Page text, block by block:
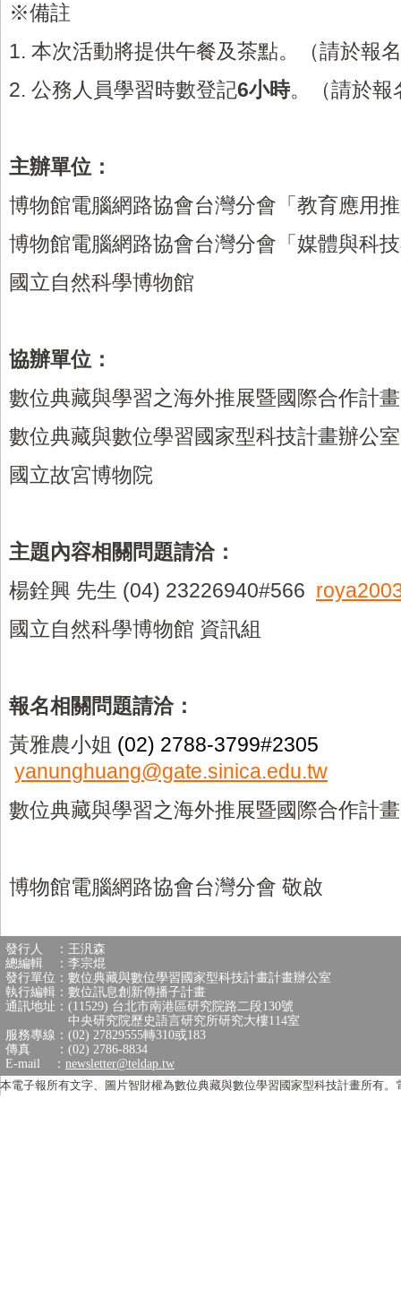
※備註
1. 本次活動將提供午餐及茶點。（請於報
2. 公務人員學習時數登記6小時。（請於報
主辦單位：
博物館電腦網路協會台灣分會「教育應用
博物館電腦網路協會台灣分會「媒體與科
國立自然科學博物館
協辦單位：
數位典藏與學習之海外推展暨國際合作計畫
數位典藏與數位學習國家型科技計畫辦公室
國立故宮博物院
主題內容相關問題請洽：
楊銓興 先生 (04) 23226940#566
國立自然科學博物館 資訊組
報名相關問題請洽：
黃雅農小姐 (02) 2788-3799#2305
yanunghuang@gate.sinica.edu.tw
數位典藏與學習之海外推展暨國際合作計畫
博物館電腦網路協會台灣分會 敬啟
發行人 ：王汎森
總編輯 ：李宗焜
發行單位：數位典藏與數位學習國家型科技計畫計畫辦公室
執行編輯：數位訊息創新傳播子計畫
通訊地址：(11529) 台北市南港區研究院路二段130號
中央研究院歷史語言研究所研究大樓114室
服務專線：(02) 27829555轉310或183
傳真 ：(02) 2786-8834
E-mail ： newsletter@teldap.tw
本電子報所有文字、圖片智財權為數位典藏與數位學習國家型科技計畫所有